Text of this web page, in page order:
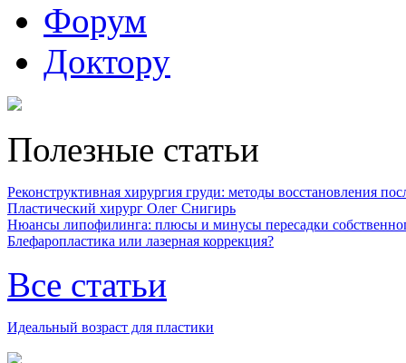
Форум
Доктору
Полезные статьи
Реконструктивная хирургия груди: методы восстановления
Пластический хирург Олег Снигирь
Нюансы липофилинга: плюсы и минусы пересадки
Блефаропластика или лазерная коррекция?
Все статьи
Идеальный возраст для пластики